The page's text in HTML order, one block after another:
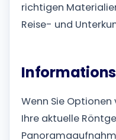
richtigen
Reise- und
Wenn Sie Optionen
Ihre aktuelle